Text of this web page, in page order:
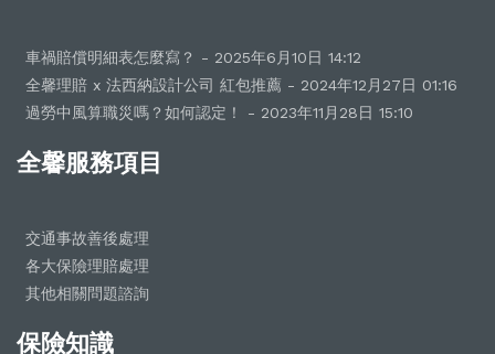
車禍賠償明細表怎麼寫？ - 2025年6月10日 14:12
全馨理賠 x 法西納設計公司 紅包推薦 - 2024年12月27日 01:16
過勞中風算職災嗎？如何認定！ - 2023年11月28日 15:10
全馨服務項目
交通事故善後處理
各大保險理賠處理
其他相關問題諮詢
保險知識